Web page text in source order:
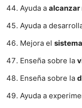
Ayuda a alcanzar
Ayuda a
Mejora el
Enseña sobre la
Enseña sobre la
Ayuda a